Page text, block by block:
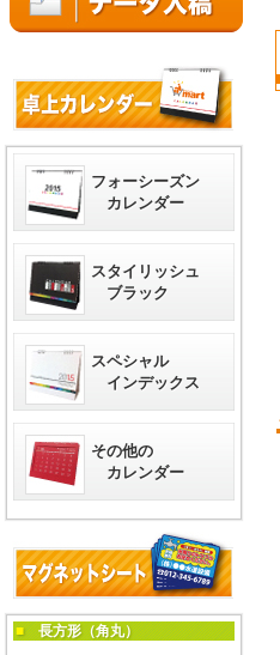
フォーシーズン
カレンダー
スタイリッシュ
ブラック
スペシャル
インデックス
その他の
カレンダー
■長方形（角丸）